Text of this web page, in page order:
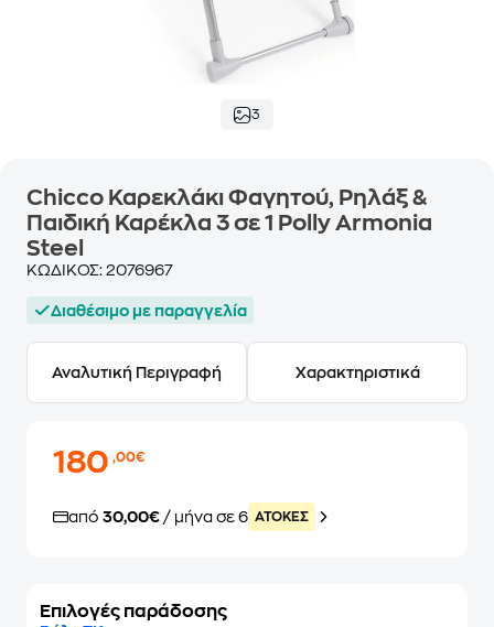
3
Chicco Καρεκλάκι Φαγητού, Ρηλάξ &
Παιδική Καρέκλα 3 σε 1 Polly Armonia
Steel
ΚΩΔΙΚΟΣ: 2076967
Διαθέσιμο με παραγγελία
Αναλυτική Περιγραφή Χαρακτηριστικά
180,00€
από 30,00€ / μήνα σε 6 ATOKEΣ
Επιλογές παράδοσης